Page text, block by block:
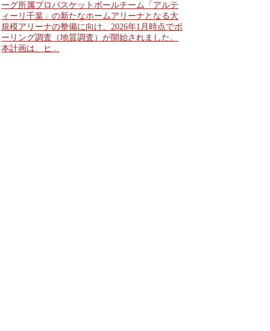
ーグ所属プロバスケットボールチーム「アルテ
ィーリ千葉」の新たなホームアリーナとなる大
規模アリーナの整備に向け、2026年1月時点でボ
ーリング調査（地質調査）が開始されました。
本計画は、ヒ...